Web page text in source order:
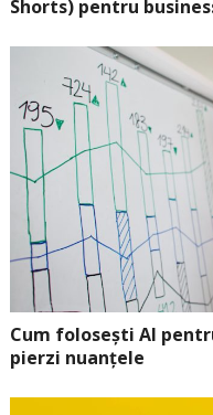
Shorts) pentru
Cum folosești AI
pierzi nuanțele